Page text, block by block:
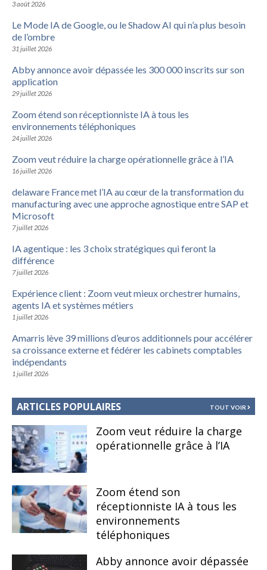
3 août 2026
Le Mode IA de Google, ou le Shadow AI qui n’a plus besoin
de l’ombre
31 juillet 2026
Abby annonce avoir dépassée les 300 000 inscrits sur son
application
29 juillet 2026
Zoom étend son réceptionniste IA à tous les
environnements téléphoniques
24 juillet 2026
Zoom veut réduire la charge opérationnelle grâce à l’IA
16 juillet 2026
delaware France met l’IA au cœur de la transformation du
manufacturing avec une approche agnostique entre SAP et
Microsoft
7 juillet 2026
IA agentique : les 3 choix stratégiques qui feront la
différence
7 juillet 2026
Expérience client : Zoom veut mieux orchestrer humains,
agents IA et systèmes métiers
1 juillet 2026
Amarris lève 39 millions d’euros additionnels pour accélérer
sa croissance externe et fédérer les cabinets comptables
indépendants
1 juillet 2026
ARTICLES POPULAIRES TOUT VOIR
Zoom veut réduire la charge
opérationnelle grâce à l’IA
Zoom étend son
réceptionniste IA à tous les
environnements
téléphoniques
Abby annonce avoir dépassée